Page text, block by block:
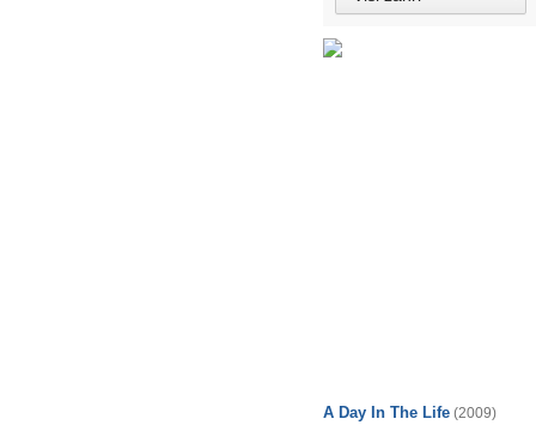
A Day In The Life (2009)